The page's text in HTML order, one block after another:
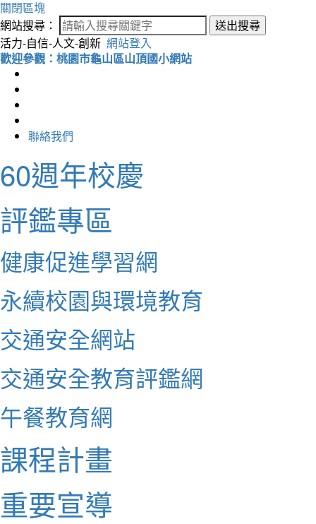
關閉區塊
網站搜尋：
送出搜尋
活力-自信-人文-創新 網站登入
歡迎參觀：桃園市龜山區山頂國小網站
聯絡我們
60週年校慶
評鑑專區
健康促進學習網
永續校園與環境教育
交通安全網站
交通安全教育評鑑網
午餐教育網
課程計畫
重要宣導